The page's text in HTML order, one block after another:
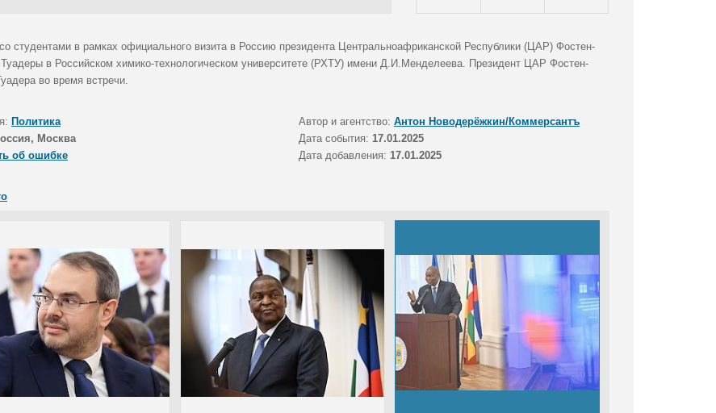
студентами в рамках официального визита в Россию президента Центральноафриканской Республики (ЦАР) Фостен-
в Российском химико-технологическом университете (РХТУ) имени Д.И.Менделеева. Президент ЦАР Фостен-
во время встречи.
Политика Автор и агентство: Антон Новодерёжкин/Коммерсантъ
Москва Дата события: 17.01.2025
об ошибке
Дата добавления: 17.01.2025